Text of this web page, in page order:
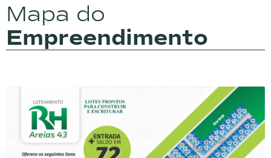
Mapa do
Empreendimento